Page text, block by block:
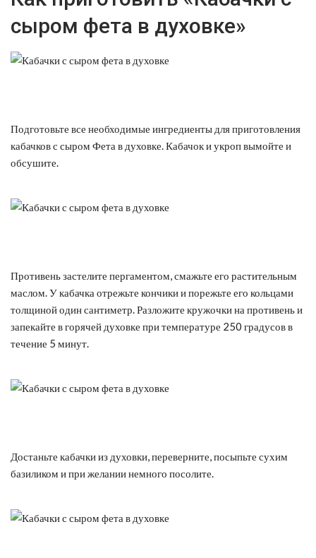
сыром фета в духовке»
Подготовьте все необходимые ингредиенты для приготовления
кабачков с сыром Фета в духовке. Кабачок и укроп вымойте и
обсушите.
Противень застелите пергаментом, смажьте его растительным
маслом. У кабачка отрежьте кончики и порежьте его кольцами
толщиной один сантиметр. Разложите кружочки на противень и
запекайте в горячей духовке при температуре 250 градусов в
течение 5 минут.
Достаньте кабачки из духовки, переверните, посыпьте сухим
базиликом и при желании немного посолите.